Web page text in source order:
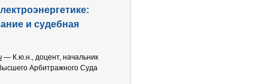
и судебная
— К.ю.н., доцент, начальник
Арбитражного Суда